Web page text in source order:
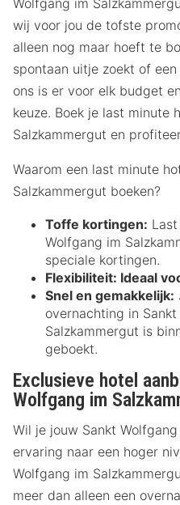
Wolfgang im
wij voor jou de tofste
alleen nog maar hoeft te
spontaan uitje zoekt of een
ons is er voor elk budget
keuze. Boek je last minute
Salzkammergut en
Waarom een last minute
Salzkammergut boeken?
Toffe kortingen:
Wolfgang im
speciale kortingen.
Flexibiliteit: Ideaal
Snel en gemakkelijk:
overnachting in
Salzkammergut is
geboekt.
Exclusieve hotel
Wolfgang im
Wil je jouw Sankt
ervaring naar een hoger
Wolfgang im
meer dan alleen een